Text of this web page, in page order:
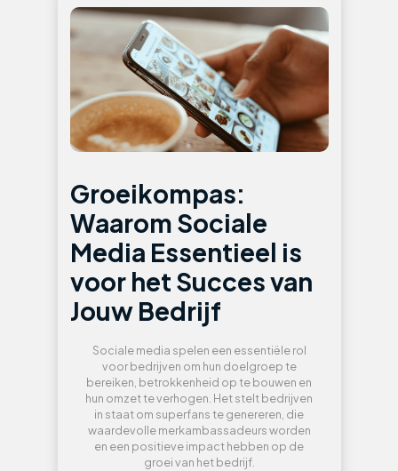
Groeikompas:
Waarom Sociale
Media Essentieel is
voor het Succes van
Jouw Bedrijf
Sociale media spelen een essentiële rol
voor bedrijven om hun doelgroep te
bereiken, betrokkenheid op te bouwen en
hun omzet te verhogen. Het stelt bedrijven
in staat om superfans te genereren, die
waardevolle merkambassadeurs worden
en een positieve impact hebben op de
groei van het bedrijf.